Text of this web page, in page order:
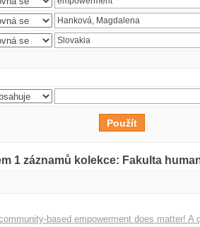
1 záznamů kolekce: Fakulta
based empowerment does matter!